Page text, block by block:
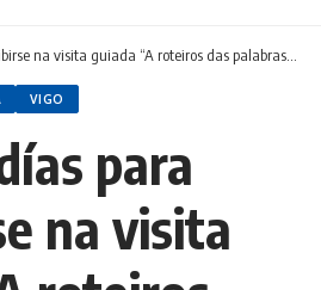
das palabras esquecidas” organizada por turismo de Baiona con motivo do “Día das Letras Galegas”
VIGO
para
na visita